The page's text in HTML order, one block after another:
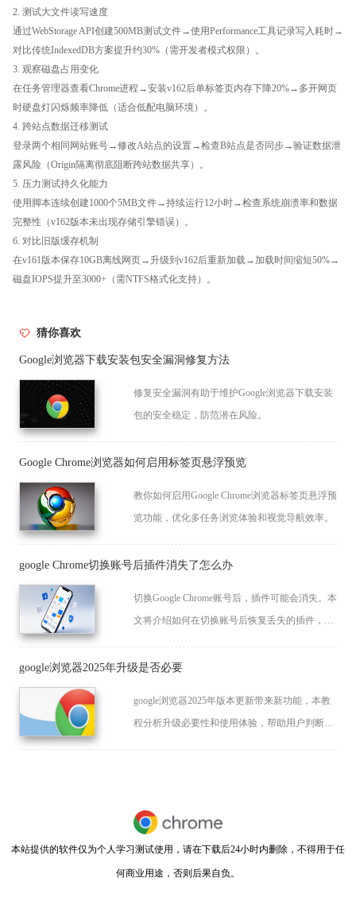
2. 测试大文件读写速度
通过WebStorage API创建500MB测试文件→使用Performance工具记录写入耗时→
对比传统IndexedDB方案提升约30%（需开发者模式权限）。
3. 观察磁盘占用变化
在任务管理器查看Chrome进程→安装v162后单标签页内存下降20%→多开网页
时硬盘灯闪烁频率降低（适合低配电脑环境）。
4. 跨站点数据迁移测试
登录两个相同网站账号→修改A站点的设置→检查B站点是否同步→验证数据泄
露风险（Origin隔离彻底阻断跨站数据共享）。
5. 压力测试持久化能力
使用脚本连续创建1000个5MB文件→持续运行12小时→检查系统崩溃率和数据
完整性（v162版本未出现存储引擎错误）。
6. 对比旧版缓存机制
在v161版本保存10GB离线网页→升级到v162后重新加载→加载时间缩短50%→
磁盘IOPS提升至3000+（需NTFS格式化支持）。
猜你喜欢
Google浏览器下载安装包安全漏洞修复方法
修复安全漏洞有助于维护Google浏览器下载安装
包的安全稳定，防范潜在风险。
Google Chrome浏览器如何启用标签页悬浮预览
教你如何启用Google Chrome浏览器标签页悬浮预
览功能，优化多任务浏览体验和视觉导航效率。
google Chrome切换账号后插件消失了怎么办
切换Google Chrome账号后，插件可能会消失。本
文将介绍如何在切换账号后恢复丢失的插件，提
用。
google浏览器2025年升级是否必要
google浏览器2025年版本更新带来新功能，本教
程分析升级必要性和使用体验，帮助用户判断是
本站提供的软件仅为个人学习测试使用，请在下载后24小时内删除，不得用于任
何商业用途，否则后果自负。